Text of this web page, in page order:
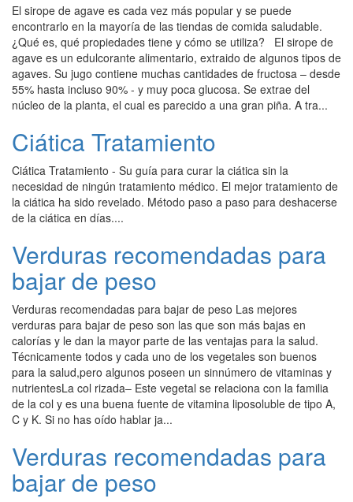
El sirope de agave es cada vez más popular y se puede
encontrarlo en la mayoría de las tiendas de comida saludable.
¿Qué es, qué propiedades tiene y cómo se utiliza? El sirope de
agave es un edulcorante alimentario, extraido de algunos tipos de
agaves. Su jugo contiene muchas cantidades de fructosa – desde
55% hasta incluso 90% - y muy poca glucosa. Se extrae del
núcleo de la planta, el cual es parecido a una gran piña. A tra...
Ciática Tratamiento
Ciática Tratamiento - Su guía para curar la ciática sin la
necesidad de ningún tratamiento médico. El mejor tratamiento de
la ciática ha sido revelado. Método paso a paso para deshacerse
de la ciática en días....
Verduras recomendadas para
bajar de peso
Verduras recomendadas para bajar de peso Las mejores
verduras para bajar de peso son las que son más bajas en
calorías y le dan la mayor parte de las ventajas para la salud.
Técnicamente todos y cada uno de los vegetales son buenos
para la salud,pero algunos poseen un sinnúmero de vitaminas y
nutrientesLa col rizada– Este vegetal se relaciona con la familia
de la col y es una buena fuente de vitamina liposoluble de tipo A,
C y K. Si no has oído hablar ja...
Verduras recomendadas para
bajar de peso